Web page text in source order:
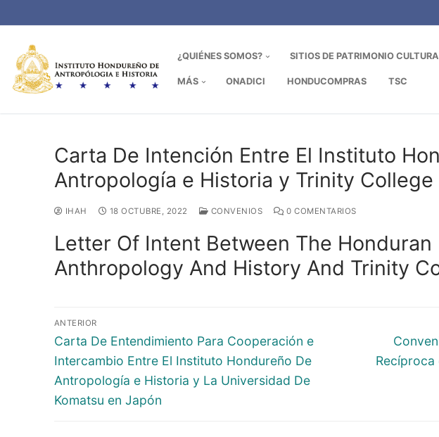
al
contenido
¿QUIÉNES SOMOS? SITIOS DE PATRIMONIO
MÁS ONADICI HONDUCOMPRAS TSC
Carta De Intención Entre El Instituto
Antropología e Historia y Trinity College
IHAH 18 OCTUBRE, 2022 CONVENIOS 0 COMENTARIOS
Letter Of Intent Between The
Anthropology And History And Trinity
Navegación
de
entradas
ANTERIOR
Entrada
anterior:
Carta De Entendimiento Para Cooperación e
Intercambio Entre El Instituto Hondureño De
Antropología e Historia y La Universidad De
Komatsu en Japón
Entrada
Recíproca